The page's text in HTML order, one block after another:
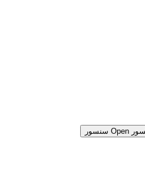
Open سنسور